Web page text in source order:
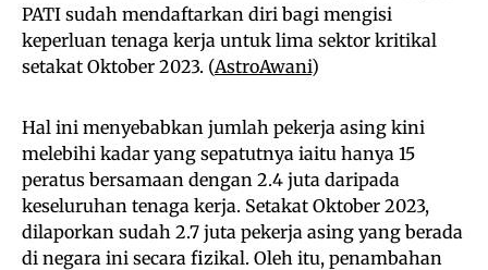
PATI sudah mendaftarkan diri bagi mengisi
keperluan tenaga kerja untuk lima sektor kritikal
setakat Oktober 2023. (AstroAwani)
Hal ini menyebabkan jumlah pekerja asing kini
melebihi kadar yang sepatutnya iaitu hanya 15
peratus bersamaan dengan 2.4 juta daripada
keseluruhan tenaga kerja. Setakat Oktober 2023,
dilaporkan sudah 2.7 juta pekerja asing yang berada
di negara ini secara fizikal. Oleh itu, penambahan